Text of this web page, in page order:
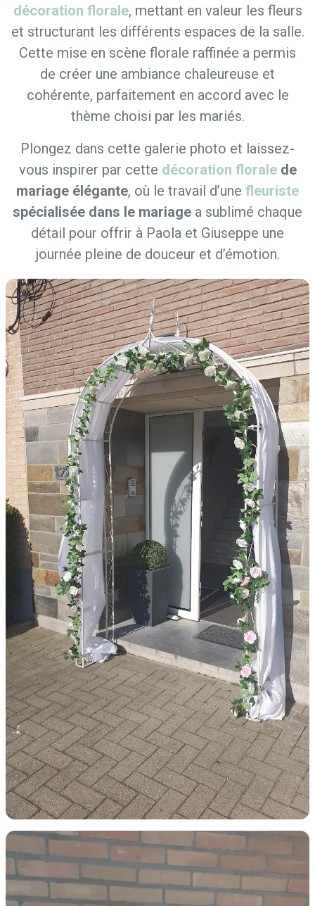
décoration florale, mettant en valeur les fleurs
et structurant les différents espaces de la salle.
Cette mise en scène florale raffinée a permis
de créer une ambiance chaleureuse et
cohérente, parfaitement en accord avec le
thème choisi par les mariés.
Plongez dans cette galerie photo et laissez-
vous inspirer par cette décoration floralede
mariage élégante, où le travail d’une fleuriste
spécialisée dans le mariage a sublimé chaque
détail pour offrir à Paola et Giuseppe une
journée pleine de douceur et d’émotion.